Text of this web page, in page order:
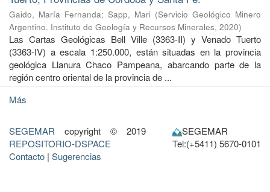
Gaido, María Fernanda; Sapp, Mari (Servicio Geológico Minero
Argentino. Instituto de Geología y Recursos Minerales, 2020)
Las Cartas Geológicas Bell Ville (3363-II) y Venado Tuerto
(3363-IV) a escala 1:250.000, están situadas en la provincia
geológica Llanura Chaco Pampeana, abarcando parte de la
región centro oriental de la provincia de ...
Más
SEGEMAR copyright © 2019
REPOSITORIO-DSPACE
Contacto | Sugerencias
SEGEMAR
Tel:(+5411) 5670-0101